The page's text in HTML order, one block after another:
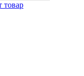
товар